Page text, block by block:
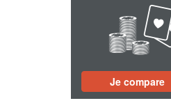
a
Je compare